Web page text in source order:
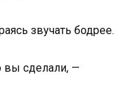
звучать бодрее.
вы сделали, —